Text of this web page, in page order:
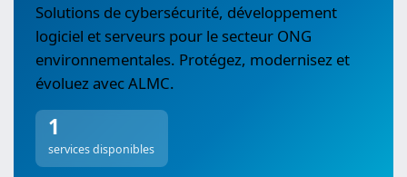
Solutions de cybersécurité, développement
logiciel et serveurs pour le secteur ONG
environnementales. Protégez, modernisez et
évoluez avec ALMC.
1
services disponibles